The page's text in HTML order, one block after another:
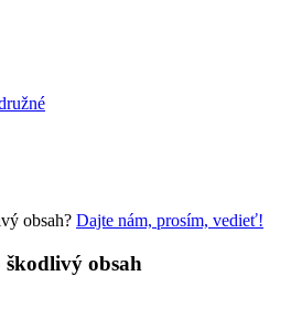
obsah? Dajte nám, prosím, vedieť!
obsah